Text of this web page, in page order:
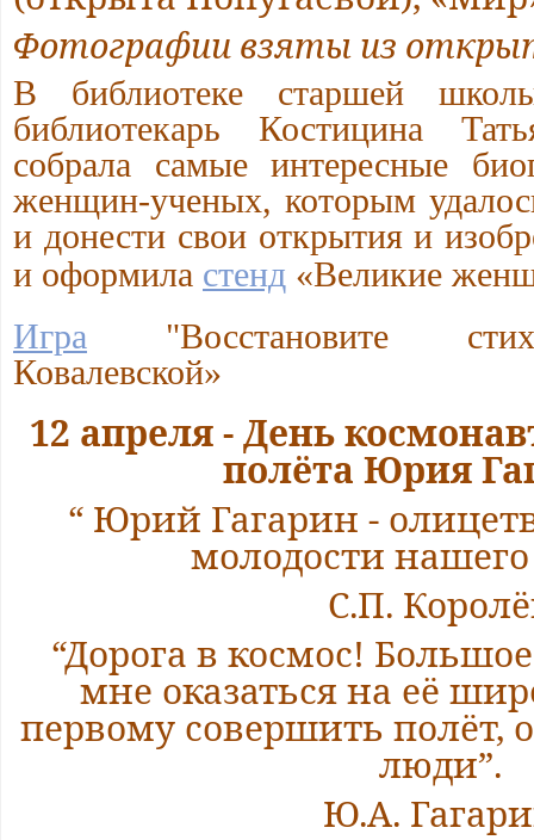
Фотографии взяты из
В библиотеке старшей
библиотекарь Костицина
собрала самые интересные
женщин-ученых, которым
и донести свои открытия и
и оформила стенд «Великие
Игра "Восстановите
Ковалевской»
12 апреля - День
полёта Юрия
“ Юрий Гагарин -
молодости нашего
С.П.
“Дорога в космос!
мне оказаться на её
первому совершить полёт,
люди”.
Ю.А.